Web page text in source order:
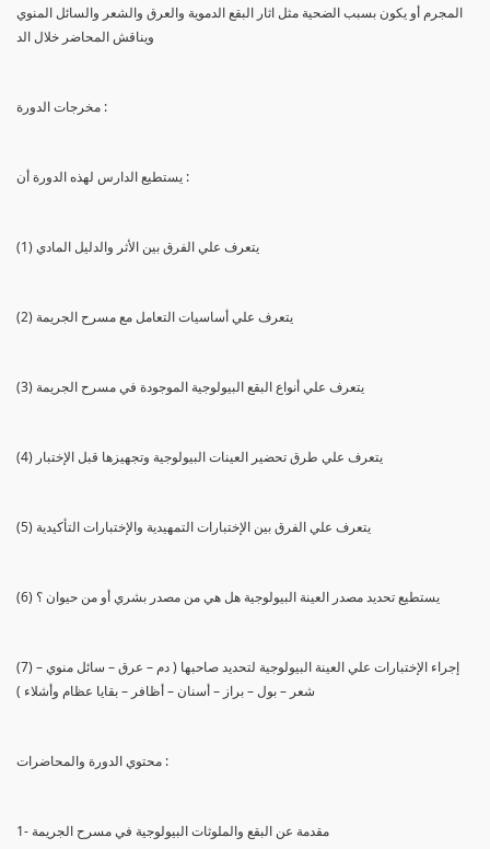
المجرم أو يكون بسبب الضحية مثل اثار البقع الدموية والعرق والشعر والسائل المنوي
ويناقش المحاضر خلال الد
مخرجات الدورة :
يستطيع الدارس لهذه الدورة أن :
(1) يتعرف علي الفرق بين الأثر والدليل المادي
(2) يتعرف علي أساسيات التعامل مع مسرح الجريمة
(3) يتعرف علي أنواع البقع البيولوجية الموجودة في مسرح الجريمة
(4) يتعرف علي طرق تحضير العينات البيولوجية وتجهيزها قبل الإختبار
(5) يتعرف علي الفرق بين الإختبارات التمهيدية والإختبارات التأكيدية
(6) يستطيع تحديد مصدر العينة البيولوجية هل هي من مصدر بشري أو من حيوان ؟
(7) إجراء الإختبارات علي العينة البيولوجية لتحديد صاحبها ( دم – عرق – سائل منوي –
شعر – بول – براز – أسنان – أظافر – بقايا عظام وأشلاء )
محتوي الدورة والمحاضرات :
1- مقدمة عن البقع والملوثات البيولوجية في مسرح الجريمة